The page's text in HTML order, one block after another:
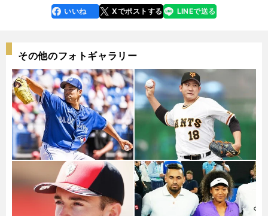
faceboo
k
いいね Xでポストする
line LINEで送る
その他のフォトギャラリー